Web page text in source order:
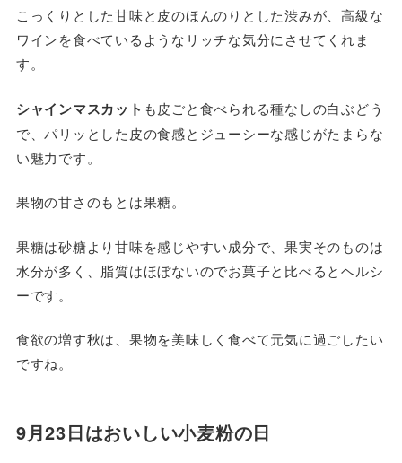
こっくりとした甘味と皮のほんのりとした渋みが、高級な
ワインを食べているようなリッチな気分にさせてくれま
す。
シャインマスカット も皮ごと食べられる種なしの白ぶどう
で、パリッとした皮の食感とジューシーな感じがたまらな
い魅力です。
果物の甘さのもとは果糖。
果糖は砂糖より甘味を感じやすい成分で、果実そのものは
水分が多く、脂質はほぼないのでお菓子と比べるとヘルシ
ーです。
食欲の増す秋は、果物を美味しく食べて元気に過ごしたい
ですね。
9月23日はおいしい小麦粉の日